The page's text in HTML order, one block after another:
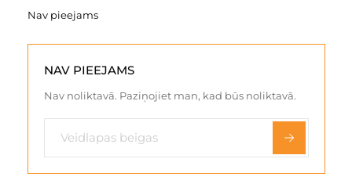
Nav pieejams
NAV PIEEJAMS
Nav noliktavā. Paziņojiet man, kad būs noliktavā.